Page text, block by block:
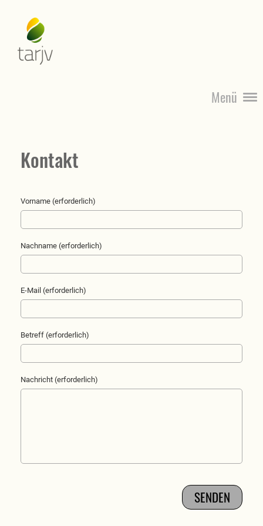
Menü
Kontakt
Vorname (erforderlich)
Nachname (erforderlich)
E-Mail (erforderlich)
Betreff (erforderlich)
Nachricht (erforderlich)